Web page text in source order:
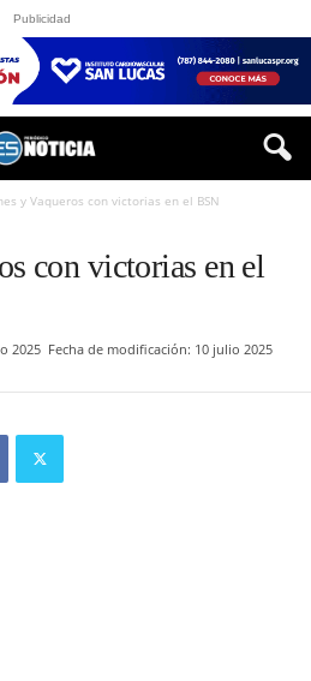
Publicidad
y Vaqueros con victorias en el BSN
con victorias en el
2025 Fecha de modificación: 10 julio 2025